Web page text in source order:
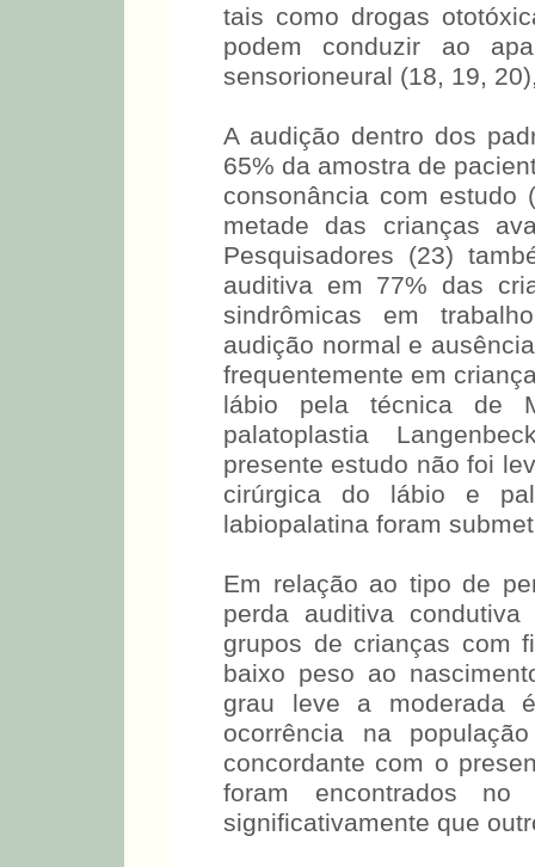
tais como drogas
podem conduzir ao
sensorioneural (18, 19,
A audição dentro dos
65% da amostra de
consonância com
metade das crianças
Pesquisadores (23)
auditiva em 77% das
sindrômicas em
audição normal e
frequentemente em
lábio pela técnica de
palatoplastia
presente estudo não foi
cirúrgica do lábio e
labiopalatina foram
Em relação ao tipo de
perda auditiva
grupos de crianças com
baixo peso ao
grau leve a moderada
ocorrência na
concordante com o
foram encontrados
significativamente que